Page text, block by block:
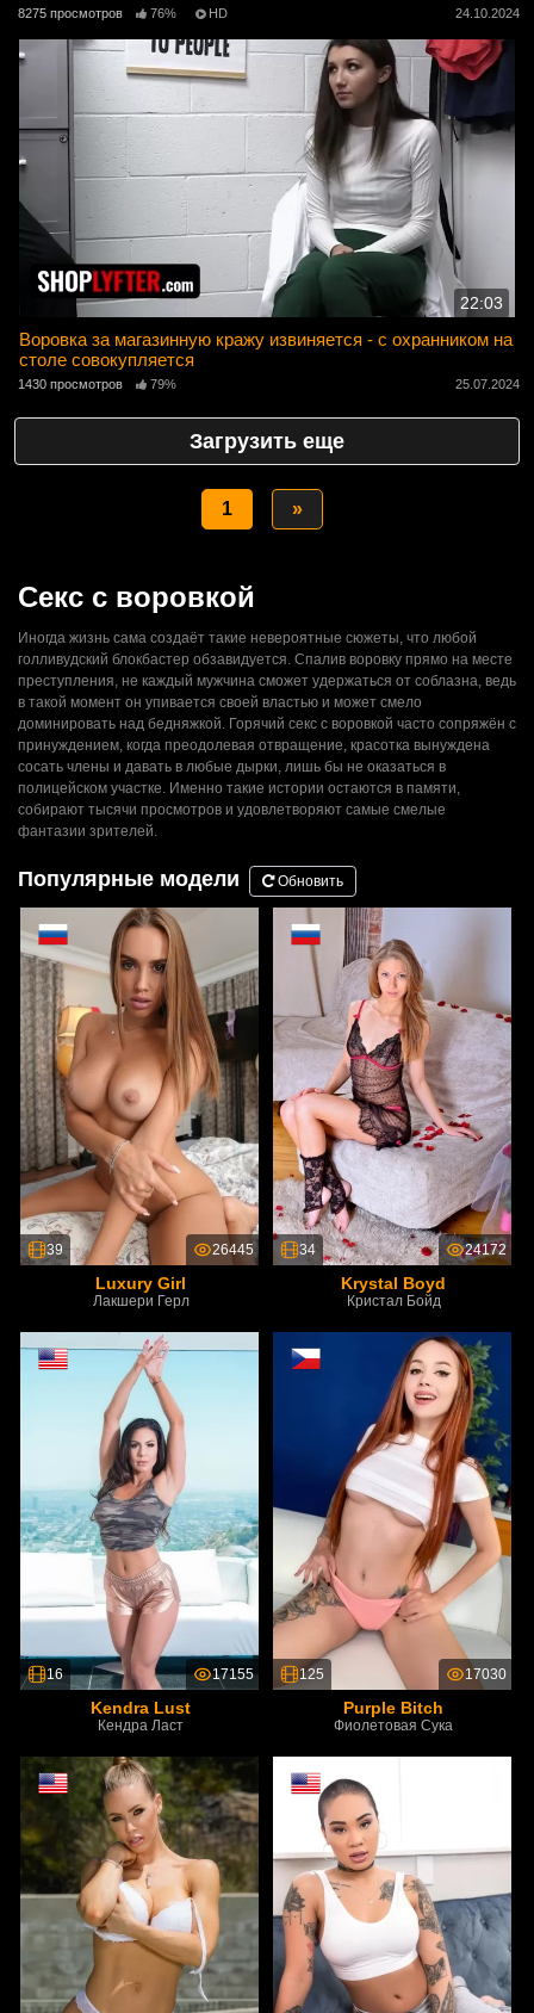
8275 просмотров 76% HD 24.10.2024
22:03
Воровка за магазинную кражу извиняется - с охранником на
столе совокупляется
1430 просмотров 79% 25.07.2024
Загрузить еще
1 »
Секс с воровкой
Иногда жизнь сама создаёт такие невероятные сюжеты, что любой
голливудский блокбастер обзавидуется. Спалив воровку прямо на месте
преступления, не каждый мужчина сможет удержаться от соблазна, ведь
в такой момент он упивается своей властью и может смело
доминировать над бедняжкой. Горячий секс с воровкой часто сопряжён с
принуждением, когда преодолевая отвращение, красотка вынуждена
сосать члены и давать в любые дырки, лишь бы не оказаться в
полицейском участке. Именно такие истории остаются в памяти,
собирают тысячи просмотров и удовлетворяют самые смелые
фантазии зрителей.
Популярные модели Обновить
39 26445
Luxury Girl
Лакшери Герл
34 24172
Krystal Boyd
Кристал Бойд
16 17155
Kendra Lust
Кендра Ласт
125 17030
Purple Bitch
Фиолетовая Сука